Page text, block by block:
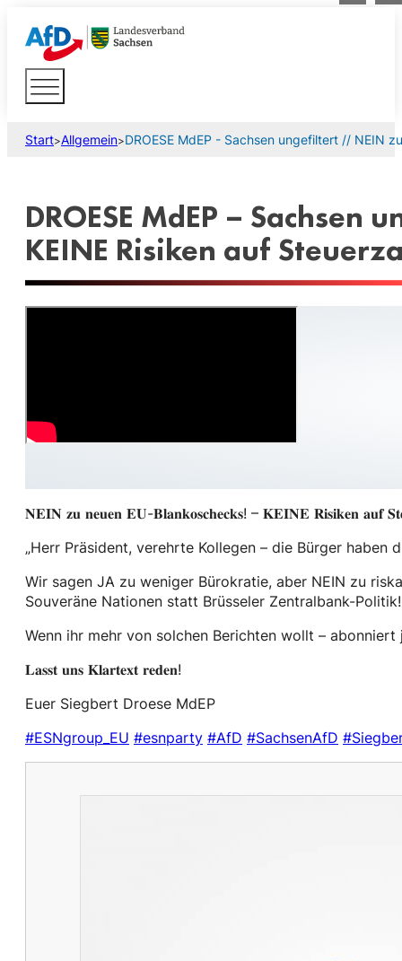
Start>Allgemein>DROESE MdEP - Sachsen ungefiltert // NEIN
DROESE MdEP –
KEINE Risiken auf
𝐍𝐄𝐈𝐍 𝐳𝐮 𝐧𝐞𝐮𝐞𝐧 𝐄𝐔-𝐁𝐥𝐚𝐧𝐤𝐨𝐬𝐜𝐡𝐞𝐜𝐤𝐬! – 𝐊𝐄𝐈𝐍𝐄 𝐑𝐢𝐬𝐢𝐤𝐞𝐧 𝐚𝐮𝐟
„Herr Präsident, verehrte Kollegen – die Bürger haben
Wir sagen JA zu weniger Bürokratie, aber NEIN zu
Souveräne Nationen statt Brüsseler Zentralbank-Politik!
Wenn ihr mehr von solchen Berichten wollt –
𝐋𝐚𝐬𝐬𝐭 𝐮𝐧𝐬 𝐊𝐥𝐚𝐫𝐭𝐞𝐱𝐭 𝐫𝐞𝐝𝐞𝐧!
Euer Siegbert Droese MdEP
#ESNgroup_EU #esnparty #AfD #SachsenAfD